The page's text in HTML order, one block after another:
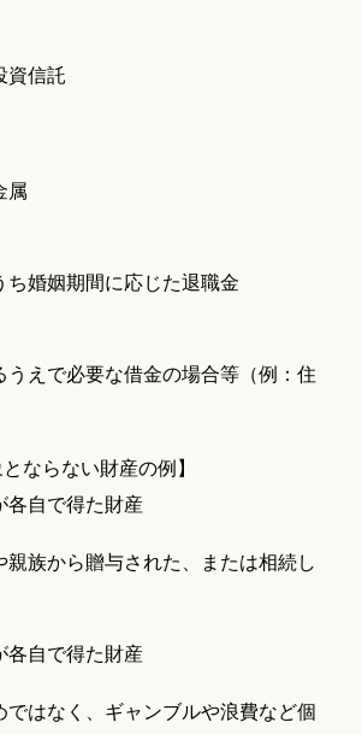
資信託
属
ち婚姻期間に応じた退職金
うえで必要な借金の場合等（例：住
ならない財産の例】
各自で得た財産
親族から贈与された、または相続し
各自で得た財産
ではなく、ギャンブルや浪費など個